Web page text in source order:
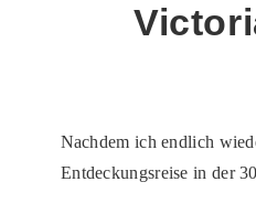
Nachdem ich endlich
Entdeckungsreise in der